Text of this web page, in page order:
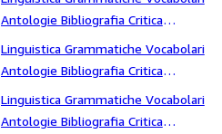
letterari Dialetti storia
Antologie Bibliografia Critica
letteraria Storia letteraria Saggi
letterari Dialetti Storia della
Linguistica Grammatiche Vocabolari
Antologie Bibliografia Critica
letteraria Storia letteraria Saggi
letterari Dialetti Storia della
Linguistica Grammatiche Vocabolari
Antologie Bibliografia Critica